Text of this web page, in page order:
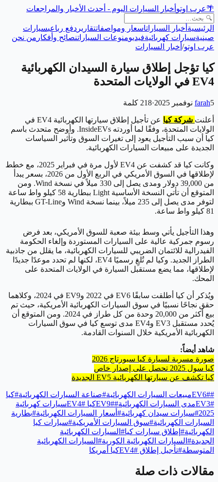
🌴عرب اوتو أخبار السيارات اليوم - أحدث الأخبار والمراجعات
الرئيسية أخبار السياراتاسعار ومواصفاتتقارير دفع رباعيسيارات
صينيةسيارات كهربائيةفيديومنوعات السياراتنصائح وأفكار من نحن
عرب اوتو/ أخبار السيارات
كيا تؤجل إطلاق سيارة السيدان الكهربائية
EV4 في الولايات المتحدة
farah5 نوفمبر 2025 ·
218 كلمة
أعلنت شركة كيا
عن تأجيل إطلاق سيارتها الكهربائية EV4 في
الولايات المتحدة، وفقًا لما أوردته InsideEVs. وأوضح متحدث باسم
كيا أن سبب التأجيل يعود إلى تغيرات السوق وتأثير السياسات
الجديدة على مبيعات السيارات الكهربائية.
وكانت كيا قد كشفت عن EV4 لأول مرة في فبراير 2025، مع خطط
لإطلاقها في السوق الأمريكي في الربع الأول من 2026، بسعر يبدأ
من 39,000 دولار ومدى يصل إلى 330 ميلاً في نسخة Wind. ومن
المتوقع أن تأتي النسخة الأساسية Light ببطارية 58 كيلو واط ساعة
لتوفر مدى يصل إلى 235 ميلاً، بينما نسخة Wind وGT-Line ببطارية
81 كيلو واط ساعة.
وهذا التأجيل يأتي وسط بيئة صعبة للسوق الأمريكي، بعد فرض
رسوم جمركية عالية على السيارات المستوردة وإلغاء الحكومة
الفيدرالية للائتمان الضريبي للسيارات الكهربائية، ما يقلل من جاذبية
الطراز الجديد. وكيا لم تُلغِ رسميًا EV4، لكنها لم تحدد موعدًا جديدًا
لإطلاقها، مما يضع مستقبل السيارة في الولايات المتحدة على
المحك.
ويُذكر أن كيا أطلقت سابقًا EV6 في 2022 وEV9 في 2024، وكلاهما
حقق نجاحًا نسبيًا في سوق السيارات الكهربائية الأمريكية، حيث تم
بيع أكثر من 20,000 وحدة من كل طراز في 2024. ومن المتوقع أن
يُحدد مستقبل EV3 وEV4 مدى توسع كيا في سوق السيارات
الكهربائية الأمريكية خلال السنوات القادمة.
شاهد أيضاً:
صورة مسربة لسيارة كيا سبورتاج 2026
كيا سول 2025 تحصل على إصدار خاص
كيا تكشف عن سيارتها الكهربائية EV5 الجديدة
#
EV6# مبيعات السيارات الكهربائية#صناعة السيارات الكهربائية#كيا
EV3# مدى السيارات الكهربائية#
EV9# كيا EV4 #
سيارات كهربائية
2025
#سيارات سيدان كهربائية# أسعار السيارات الكهربائية#بطارية
السيارات الكهربائية#سوق السيارات الأمريكية#سيارات كيا
الكهربائية# إطلاق سيارات كيا# السيارات الكهربائية
الجديدة# السيارات الكهربائية الكورية# السيارات الكهربائية
المتوسطة#تأجيل إطلاق EV4 # كيا أمريكا
مقالات ذات صلة